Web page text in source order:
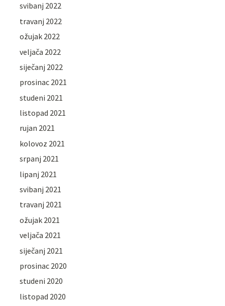
svibanj 2022
travanj 2022
ožujak 2022
veljača 2022
siječanj 2022
prosinac 2021
studeni 2021
listopad 2021
rujan 2021
kolovoz 2021
srpanj 2021
lipanj 2021
svibanj 2021
travanj 2021
ožujak 2021
veljača 2021
siječanj 2021
prosinac 2020
studeni 2020
listopad 2020